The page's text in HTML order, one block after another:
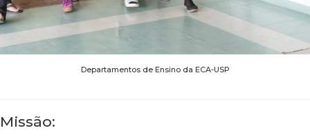
Departamentos de Ensino da ECA-USP
Missão: